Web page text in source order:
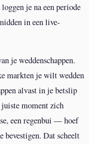
je na een periode
in een live-
je weddenschappen.
markten je wilt wedden
alvast in je betslip
juiste moment zich
een regenbui — hoef
bevestigen. Dat scheelt